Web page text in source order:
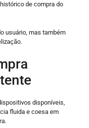
de compra do
usuário, mas também
disponíveis,
fluida e coesa em